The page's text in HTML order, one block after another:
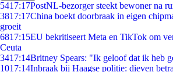
5417:17PostNL-bezorger steekt bewoner na
3817:17China boekt doorbraak in eigen
groeit
6817:15EU bekritiseert Meta en TikTok om
Ceuta
3417:14Britney Spears: "Ik geloof dat ik heb
1017:14Inbraak bij Haagse politie: dieven